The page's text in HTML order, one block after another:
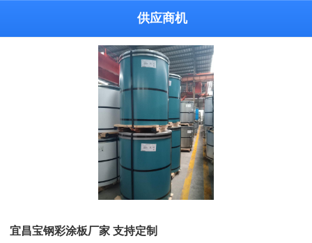
供应商机
宜昌宝钢彩涂板厂家 支持定制